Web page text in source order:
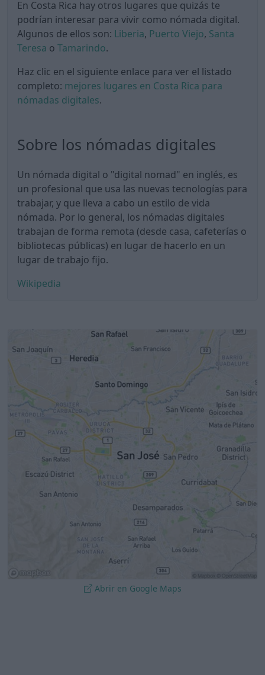
En Costa Rica hay otros lugares que quizás te
podrían interesar para vivir como nómada digital.
Algunos de ellos son: Liberia, Puerto Viejo, Santa
Teresa o Tamarindo.
Haz clic en el siguiente enlace para ver el listado
completo: mejores lugares en Costa Rica para
nómadas digitales.
Sobre los nómadas digitales
Un nómada digital o "digital nomad" en inglés, es
un profesional que usa las nuevas tecnologías para
trabajar, y que lleva a cabo un estilo de vida
nómada. Por lo general, los nómadas digitales
trabajan de forma remota (desde casa, cafeterías o
bibliotecas públicas) en lugar de hacerlo en un
lugar de trabajo fijo.
Wikipedia
Abrir en Google Maps